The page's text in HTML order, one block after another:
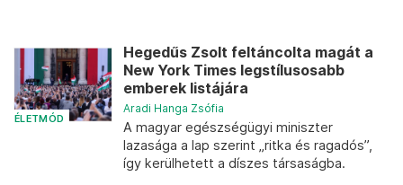
ÉLETMÓD
Hegedűs Zsolt feltáncolta magát a
New York Times legstílusosabb
emberek listájára
Aradi Hanga Zsófia
A magyar egészségügyi miniszter
lazasága a lap szerint „ritka és ragadós”,
így kerülhetett a díszes társaságba.